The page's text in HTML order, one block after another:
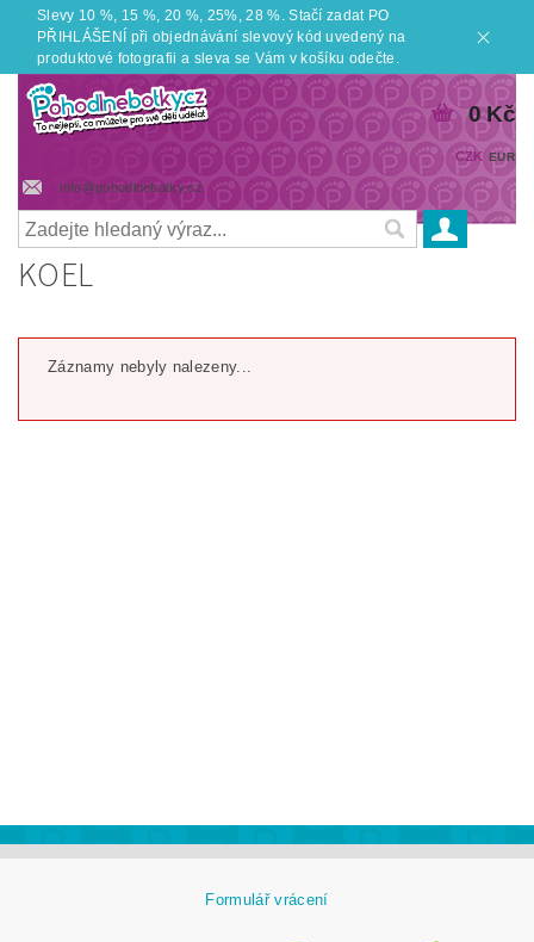
Slevy 10 %, 15 %, 20 %, 25%, 28 %. Stačí zadat PO
PŘIHLÁŠENÍ při objednávání slevový kód uvedený na
produktové fotografii a sleva se Vám v košíku odečte.
info@pohodlnebotky.cz
CZK EUR
0 Kč
KOEL
Záznamy nebyly nalezeny...
Formulář vrácení